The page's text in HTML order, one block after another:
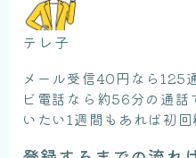
テレ子
メール受信40円なら125
ビ電話なら約56分の通
いたい1週間もあれば初回